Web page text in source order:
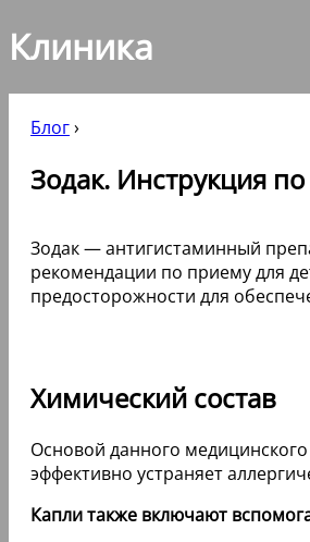
Клиника
Блог›
Зодак. Инструкция
Зодак — антигистаминный
рекомендации по приему для
предосторожности для
Химический состав
Основой данного
эффективно устраняет
Капли также включают